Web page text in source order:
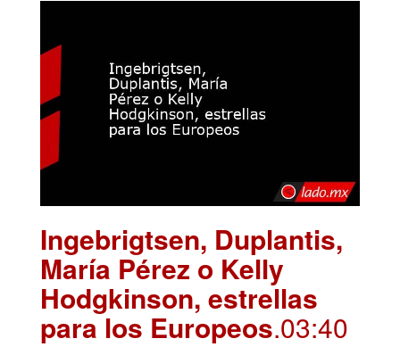
Ingebrigtsen, Duplantis,
María Pérez o Kelly
Hodgkinson, estrellas
para los Europeos.03:40